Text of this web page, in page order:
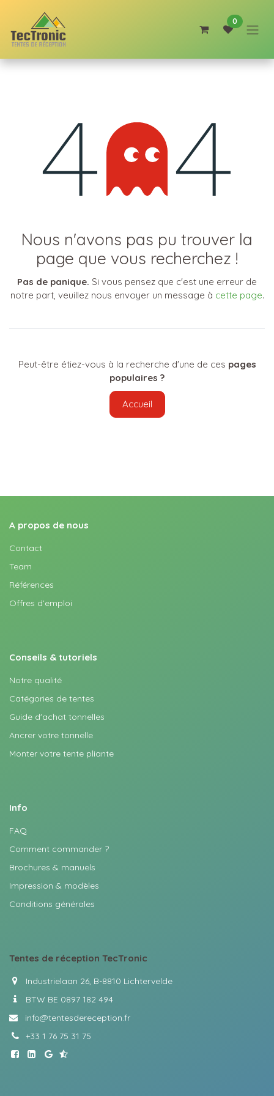
0
Nous n'avons pas pu trouver la
page que vous recherchez !
Pas de panique. Si vous pensez que c'est une erreur de
notre part, veuillez nous envoyer un message à cette page.
Peut-être étiez-vous à la recherche d'une de ces pages
populaires ?
Accueil
A propos de nous
Contact
Team
Références
Offres d’emploi
Conseils & tutoriels
Notre qualité
Catégories de tentes
Guide d'achat tonnelles
Ancrer votre tonnelle
Monter votre tente pliante
Info
FAQ
Comment commander ?
Brochures & manuels
Impression & modèles
Conditions générales
Tentes de réception TecTronic
Industrielaan 26, B-8810 Lichtervelde
BTW BE 0897 182 494
info@tentesdereception.fr
+33 1 76 75 31 75